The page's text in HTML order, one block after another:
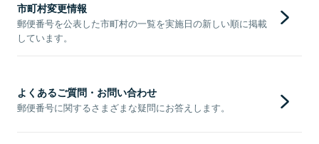
市町村変更情報
郵便番号を公表した市町村の一覧を実施日の新しい順に掲載
しています。
よくあるご質問・お問い合わせ
郵便番号に関するさまざまな疑問にお答えします。